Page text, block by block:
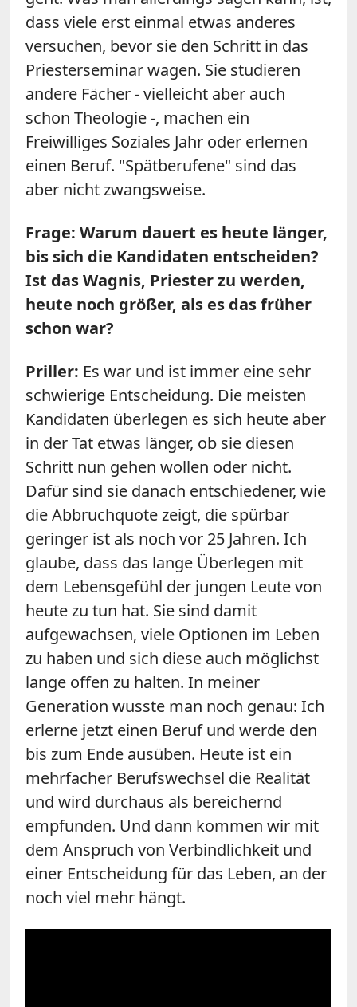
dass viele erst einmal etwas anderes
versuchen, bevor sie den Schritt in das
Priesterseminar wagen. Sie studieren
andere Fächer - vielleicht aber auch
schon Theologie -, machen ein
Freiwilliges Soziales Jahr oder erlernen
einen Beruf. "Spätberufene" sind das
aber nicht zwangsweise.
Frage: Warum dauert es heute länger,
bis sich die Kandidaten entscheiden?
Ist das Wagnis, Priester zu werden,
heute noch größer, als es das früher
schon war?
Priller: Es war und ist immer eine sehr
schwierige Entscheidung. Die meisten
Kandidaten überlegen es sich heute aber
in der Tat etwas länger, ob sie diesen
Schritt nun gehen wollen oder nicht.
Dafür sind sie danach entschiedener, wie
die Abbruchquote zeigt, die spürbar
geringer ist als noch vor 25 Jahren. Ich
glaube, dass das lange Überlegen mit
dem Lebensgefühl der jungen Leute von
heute zu tun hat. Sie sind damit
aufgewachsen, viele Optionen im Leben
zu haben und sich diese auch möglichst
lange offen zu halten. In meiner
Generation wusste man noch genau: Ich
erlerne jetzt einen Beruf und werde den
bis zum Ende ausüben. Heute ist ein
mehrfacher Berufswechsel die Realität
und wird durchaus als bereichernd
empfunden. Und dann kommen wir mit
dem Anspruch von Verbindlichkeit und
einer Entscheidung für das Leben, an der
noch viel mehr hängt.